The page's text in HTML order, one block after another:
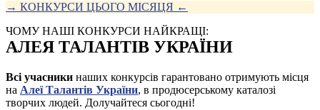
→ КОНКУРСИ ЦЬОГО МІСЯЦЯ ←
ЧОМУ НАШІ КОНКУРСИ НАЙКРАЩІ:
АЛЕЯ ТАЛАНТІВ УКРАЇНИ
Всі учасники наших конкурсів гарантовано отримують місця
на Алеї Талантів України, в продюсерському каталозі
творчих людей. Долучайтеся сьогодні!